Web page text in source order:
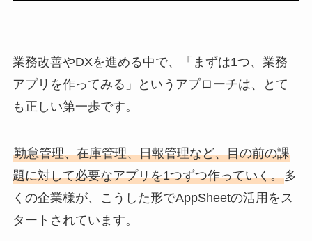
業務改善やDXを進める中で、「まずは1つ、業務
アプリを作ってみる」というアプローチは、とて
も正しい第一歩です。
勤怠管理、在庫管理、日報管理など、目の前の課
題に対して必要なアプリを1つずつ作っていく。多
くの企業様が、こうした形でAppSheetの活用をス
タートされています。